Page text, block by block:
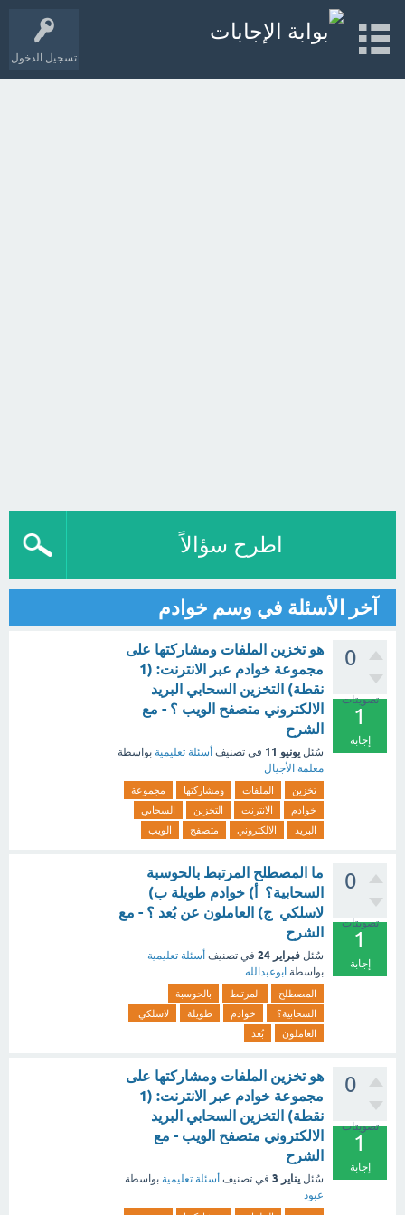
تسجيل الدخول
اطرح سؤالاً
آخر الأسئلة في وسم خوادم
0
تصويتات
1
إجابة
هو تخزين الملفات ومشاركتها على
مجموعة خوادم عبر الانترنت: (1
نقطة) التخزين السحابي البريد
الالكتروني متصفح الويب ؟ - مع
الشرح
سُئل يونيو 11 في تصنيف أسئلة تعليمية بواسطة
معلمة الأجيال
تخزين الملفات ومشاركتها
مجموعة
خوادم
الانترنت التخزين
السحابي
البريد
الالكتروني متصفح الويب
0
تصويتات
1
إجابة
ما المصطلح المرتبط بالحوسبة
السحابية؟ أ) خوادم طويلة ب)
لاسلكي ج) العاملون عن بُعد ؟ - مع
الشرح
سُئل فبراير 24 في تصنيف أسئلة تعليمية
بواسطة ابوعبدالله
المصطلح المرتبط
بالحوسبة
السحابية؟
خوادم طويلة
لاسلكي
العاملون
بُعد
0
تصويتات
1
إجابة
هو تخزين الملفات ومشاركتها على
مجموعة خوادم عبر الانترنت: (1
نقطة) التخزين السحابي البريد
الالكتروني متصفح الويب - مع
الشرح
سُئل يناير 3 في تصنيف أسئلة تعليمية بواسطة
عبود